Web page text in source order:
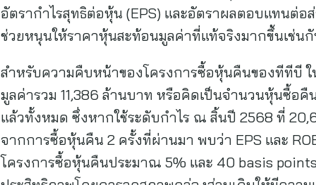
อัตรากำไรสุทธิต่อหุ้น (EPS) และอัตราผลตอบแทนต่
ช่วยหนุนให้ราคาหุ้นสะท้อนมูลค่าที่แท้จริงมากขึ้นเช่น
สำหรับความคืบหน้าของโครงการซื้อหุ้นคืนของทีทีบี
มูลค่ารวม 11,386 ล้านบาท หรือคิดเป็นจำนวนหุ้นซื้อ
แล้วทั้งหมด ซึ่งหากใช้ระดับกำไร ณ สิ้นปี 2568 ที่
จากการซื้อหุ้นคืน 2 ครั้งที่ผ่านมา พบว่า EPS และ
โครงการซื้อหุ้นคืนประมาณ 5% และ 40 basis